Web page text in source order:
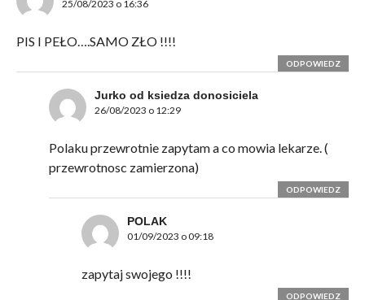
25/08/2023 o 16:36
PIS I PEŁO….SAMO ZŁO !!!!
ODPOWIEDZ
Jurko od ksiedza donosiciela
26/08/2023 o 12:29
Polaku przewrotnie zapytam a co mowia lekarze. (
przewrotnosc zamierzona)
ODPOWIEDZ
POLAK
01/09/2023 o 09:18
zapytaj swojego !!!!
ODPOWIEDZ